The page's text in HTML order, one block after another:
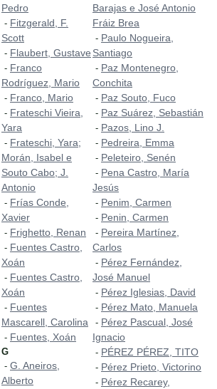
Pedro
- Fitzgerald, F.
Scott
- Flaubert, Gustave
- Franco
Rodríguez, Mario
- Franco, Mario
- Frateschi Vieira,
Yara
- Frateschi, Yara;
Morán, Isabel e
Souto Cabo; J.
Antonio
- Frías Conde,
Xavier
- Frighetto, Renan
- Fuentes Castro,
Xoán
- Fuentes Castro,
Xoán
- Fuentes
Mascarell, Carolina
- Fuentes, Xoán
G
- G. Aneiros,
Alberto
Barajas e José Antonio
Fráiz Brea
- Paulo Nogueira,
Santiago
- Paz Montenegro,
Conchita
- Paz Souto, Fuco
- Paz Suárez, Sebastián
- Pazos, Lino J.
- Pedreira, Emma
- Peleteiro, Senén
- Pena Castro, María
Jesús
- Penim, Carmen
- Penin, Carmen
- Pereira Martínez,
Carlos
- Pérez Fernández,
José Manuel
- Pérez Iglesias, David
- Pérez Mato, Manuela
- Pérez Pascual, José
Ignacio
- PÉREZ PÉREZ, TITO
- Pérez Prieto, Victorino
- Pérez Recarey,